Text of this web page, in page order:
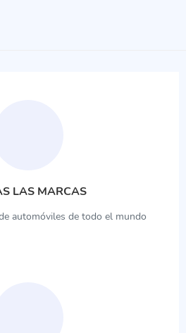
LAS MARCAS
automóviles de todo el mundo